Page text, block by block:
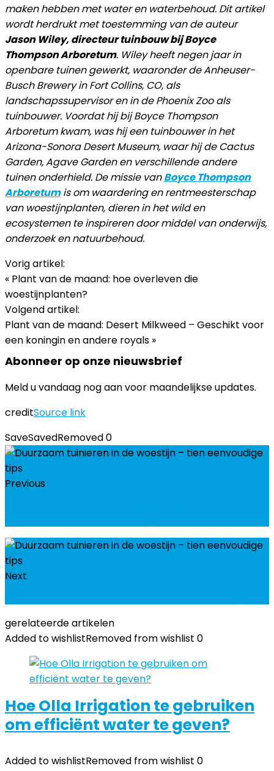
maken hebben met water en waterbehoud. Dit artikel
wordt herdrukt met toestemming van de auteur
Jason Wiley, directeur tuinbouw bij Boyce
Thompson Arboretum. Wiley heeft negen jaar in
openbare tuinen gewerkt, waaronder de Anheuser-
Busch Brewery in Fort Collins, CO, als
landschapssupervisor en in de Phoenix Zoo als
tuinbouwer. Voordat hij bij Boyce Thompson
Arboretum kwam, was hij een tuinbouwer in het
Arizona-Sonora Desert Museum, waar hij de Cactus
Garden, Agave Garden en verschillende andere
tuinen onderhield. De missie vanBoyce Thompson
Arboretumis om waardering en rentmeesterschap
van woestijnplanten, dieren in het wild en
ecosystemen te inspireren door middel van onderwijs,
onderzoek en natuurbehoud.
Vorig artikel:
« Plant van de maand: hoe overleven die
woestijnplanten?
Volgend artikel:
Plant van de maand: Desert Milkweed – Geschikt voor
een koningin en andere royals »
Abonneer op onze nieuwsbrief
Meld u vandaag nog aan voor maandelijkse updates.
creditSource link
SaveSavedRemoved0
Previous
Next
gerelateerde artikelen
Added to wishlistRemoved from wishlist 0
Hoe Olla Irrigation te gebruiken
om efficiënt water te geven?
Added to wishlistRemoved from wishlist 0